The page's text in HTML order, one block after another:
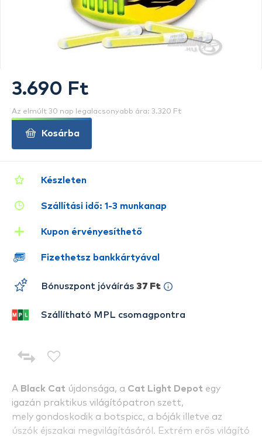
A Black Cat újdonsága, a Cat Light Depot egy
igazán praktikus világítópatron szett,
mely gondoskodik a botspicc, a bóják illetve az
úszók éjszakai megvilágításáról. Extrém erős világító
Készleten
Szállítási idő: 1-3 munkanap
Kupon érvényesíthető
Fizethetsz bankkártyával
Bónuszpont jóváírás 37 Ft
Szállítható MPL csomagpontra
3.690 Ft
Az elmúlt 30 nap legalacsonyabb ára: 3.320 Ft
Kosárba